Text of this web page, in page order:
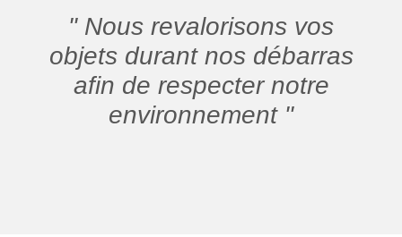
" Nous revalorisons vos
objets durant nos débarras
afin de respecter notre
environnement "